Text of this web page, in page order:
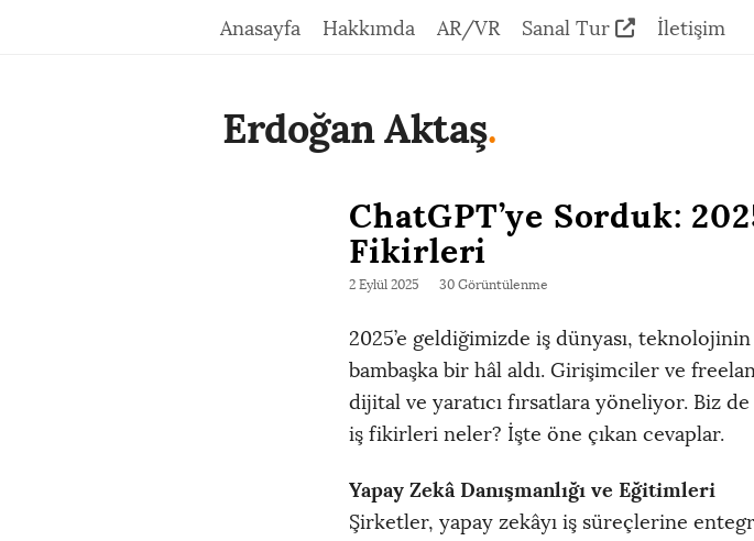
Anasayfa Hakkımda AR/VR Sanal Tur İletişim
Erdoğan Aktaş.
ChatGPT’ye Sorduk:
Fikirleri
2 Eylül 2025 30 Görüntülenme
2025’e geldiğimizde iş dünyası,
bambaşka bir hâl aldı. Girişimciler ve
dijital ve yaratıcı fırsatlara yöneliyor. Biz
iş fikirleri neler? İşte öne çıkan cevaplar.
Yapay Zekâ Danışmanlığı ve Eğitimleri
Şirketler, yapay zekâyı iş süreçlerine